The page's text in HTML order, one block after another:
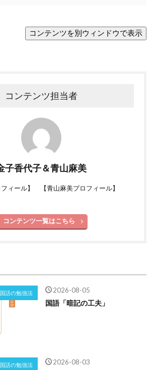
コンテンツ担当者
子香代子＆青山麻美
ィール】 【青山麻美プロフィール】
コンテンツ一覧はこちら
国語の勉強法 2026-08-05
国語「暗記の工夫」
国語の勉強法 2026-08-03